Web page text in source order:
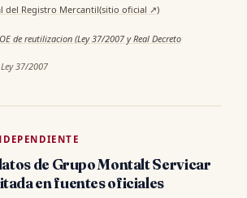
del Registro Mercantil(sitio oficial ↗)·
de reutilizacion (Ley 37/2007 y Real Decreto
37/2007
de Grupo Montalt Servicar
en fuentes oficiales